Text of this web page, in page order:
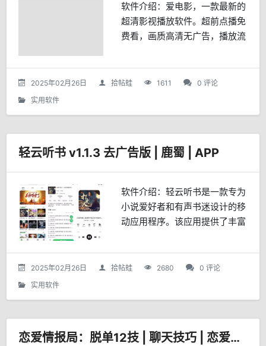
软件介绍：爱电影，一款最新的
超清影视播放软件。超前点播免
费看，画质高清无广告，播放流
有资源同步网站，支持电影、电
视剧、动漫、综艺、网络短剧、
2025年02月26日 拾帖蛙 1611
0 评论
实用软件
轻云听书 v1.1.3 去广告版 | 鹿蜀 | APP
软件介绍：轻云听书是一款专为
小说爱好者和有声书迷设计的移
动应用程序。该应用提供了丰富
书、脱口秀、广播剧和音乐等多
种类型，满足不同用户的听书需
2025年02月26日 拾帖蛙 2680
0 评论
实用软件
恋爱情报局：脱单12技 | 聊天技巧 | 恋爱心理学